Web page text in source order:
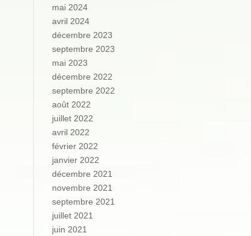
mai 2024
avril 2024
décembre 2023
septembre 2023
mai 2023
décembre 2022
septembre 2022
août 2022
juillet 2022
avril 2022
février 2022
janvier 2022
décembre 2021
novembre 2021
septembre 2021
juillet 2021
juin 2021